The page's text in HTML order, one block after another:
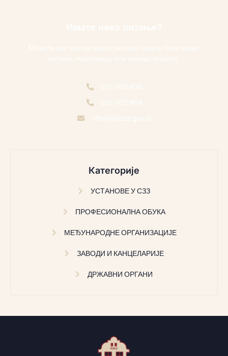
Категорије
УСТАНОВЕ У СЗЗ
ПРОФЕСИОНАЛНА ОБУКА
МЕЂУНАРОДНЕ ОРГАНИЗАЦИЈЕ
ЗАВОДИ И КАНЦЕЛАРИЈЕ
ДРЖАВНИ ОРГАНИ